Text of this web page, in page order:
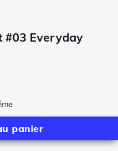
#03 Everyday
panier